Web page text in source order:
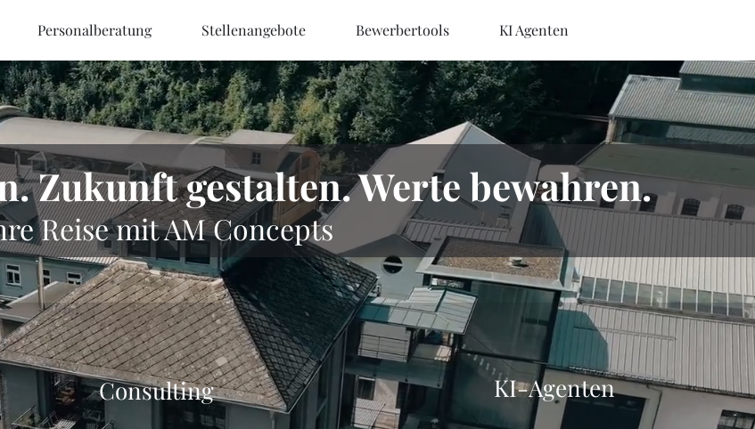
Personalberatung Stellenangebote Bewerbertools KI Agenten
Zukunft gestalten. Werte bewahren.
Reise mit AM Concepts
Consulting KI-Agenten